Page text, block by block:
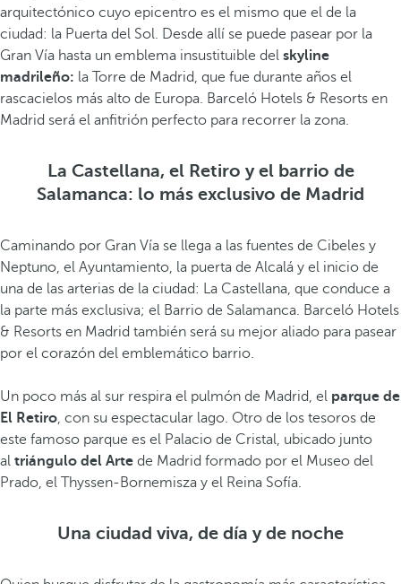
arquitectónico cuyo epicentro es el mismo que el de la
ciudad: la Puerta del Sol. Desde allí se puede pasear por la
Gran Vía hasta un emblema insustituible del skyline
madrileño: la Torre de Madrid, que fue durante años el
rascacielos más alto de Europa. Barceló Hotels & Resorts en
Madrid será el anfitrión perfecto para recorrer la zona.
La Castellana, el Retiro y el barrio de
Salamanca: lo más exclusivo de Madrid
Caminando por Gran Vía se llega a las fuentes de Cibeles y
Neptuno, el Ayuntamiento, la puerta de Alcalá y el inicio de
una de las arterias de la ciudad: La Castellana, que conduce a
la parte más exclusiva; el Barrio de Salamanca. Barceló Hotels
& Resorts en Madrid también será su mejor aliado para pasear
por el corazón del emblemático barrio.
Un poco más al sur respira el pulmón de Madrid, el parque de
El Retiro, con su espectacular lago. Otro de los tesoros de
este famoso parque es el Palacio de Cristal, ubicado junto
al triángulo del Arte de Madrid formado por el Museo del
Prado, el Thyssen-Bornemisza y el Reina Sofía.
Una ciudad viva, de día y de noche